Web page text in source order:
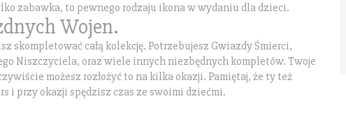
zabawka, to pewnego rodzaju ikona w wydaniu dla dzieci.
Wojen.
skompletować całą kolekcję. Potrzebujesz Gwiazdy Śmierci,
Niszczyciela, oraz wiele innych niezbędnych kompletów. Twoje
możesz rozłożyć to na kilka okazji. Pamiętaj, że ty też
i przy okazji spędzisz czas ze swoimi dziećmi.